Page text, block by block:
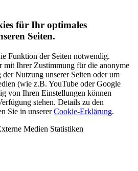
für Ihr optimales
Seiten.
Funktion der Seiten notwendig.
mit Ihrer Zustimmung für die anonyme
Nutzung unserer Seiten oder um
(wie z.B. YouTube oder Google
von Ihren Einstellungen können
stehen. Details zu den
Sie in unsererCookie-Erklärung.
Medien Statistiken